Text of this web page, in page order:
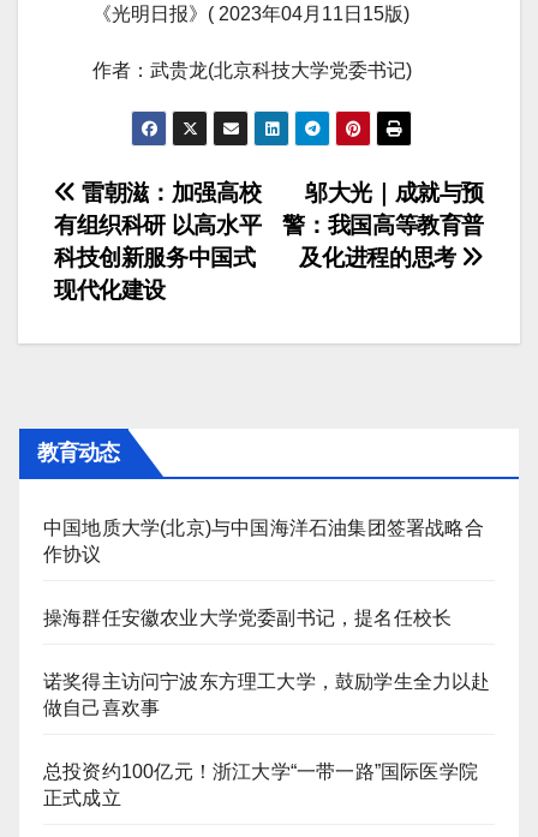
《光明日报》( 2023年04月11日15版)
作者：武贵龙(北京科技大学党委书记)
文
章
导
航
邬大光｜成就与预
警：我国高等教育普
及化进程的思考
雷朝滋：加强高校
有组织科研 以高水平
科技创新服务中国式
现代化建设
教育动态
中国地质大学(北京)与中国海洋石油集团签署战略合
作协议
操海群任安徽农业大学党委副书记，提名任校长
诺奖得主访问宁波东方理工大学，鼓励学生全力以赴
做自己喜欢事
总投资约100亿元！浙江大学“一带一路”国际医学院
正式成立